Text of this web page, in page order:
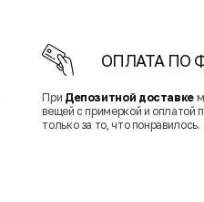
ОПЛАТА ПО
При Депозитной доставке
вещей с примеркой и оплатой
только за то, что понравилось.